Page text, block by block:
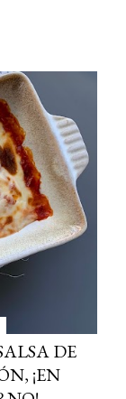
DE
¡EN